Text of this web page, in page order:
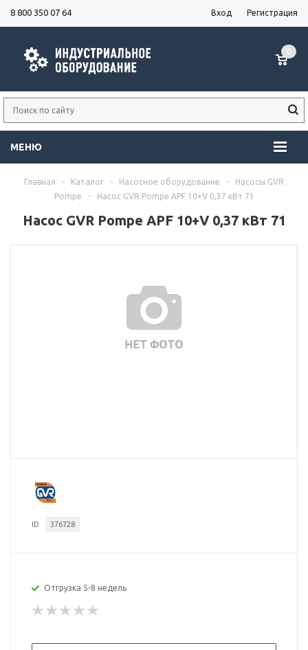
8 800 350 07 64 Вход Регистрация
МЕНЮ
0
Главная - Каталог - Насосное оборудование -
Насосы GVR
Pompe
- Насос GVR Pompe APF 10+V 0,37 кВт 71
Насос GVR Pompe APF 10+V 0,37 кВт 71
ID 376728
Отгрузка 5-8 недель